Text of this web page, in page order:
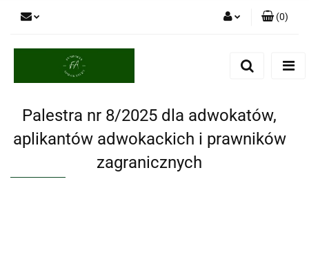
(0)
Palestra nr 8/2025 dla adwokatów,
aplikantów adwokackich i prawników
zagranicznych